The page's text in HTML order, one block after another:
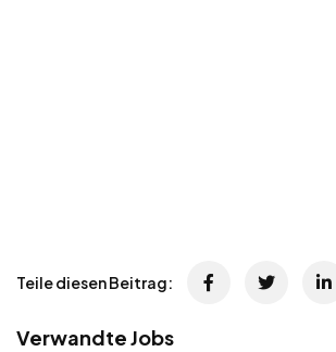
Teile diesen Beitrag:
Verwandte Jobs